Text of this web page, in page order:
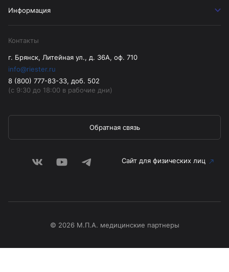
Информация
Контакты
г. Брянск, Литейная ул., д. 36А, оф. 710
info@riester.ru
8 (800) 777-83-33, доб. 502
(с 9:30 до 18:00 в рабочие дни)
Обратная связь
Сайт для физических лиц
© 2026 М.П.А. медицинские партнеры